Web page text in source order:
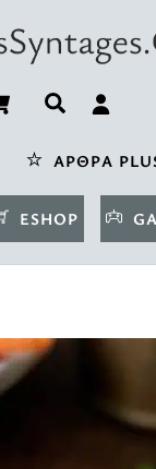
Cart Αναζήτηση
ΆΡΘΡΑ
ESHOP